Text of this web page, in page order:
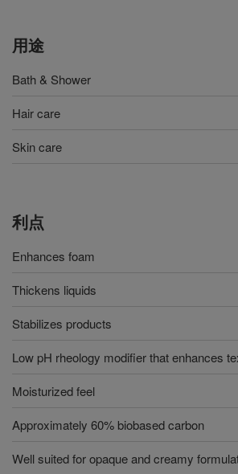
用途
Bath & Shower
Hair care
Skin care
利点
Enhances foam
Thickens liquids
Stabilizes products
Low pH rheology modifier that enhances
Moisturized feel
Approximately 60% biobased carbon
Well suited for opaque and creamy